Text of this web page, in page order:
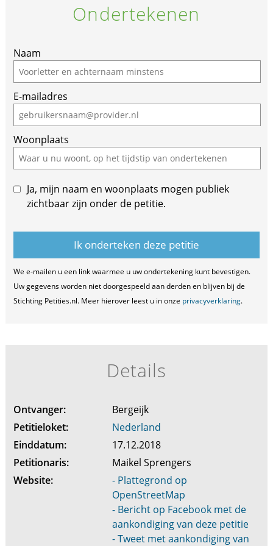
Ondertekenen
Naam
E-mailadres
Woonplaats
Ja, mijn naam en woonplaats mogen publiek
zichtbaar zijn onder de petitie.
We e-mailen u een link waarmee u uw ondertekening kunt bevestigen.
Uw gegevens worden niet doorgespeeld aan derden en blijven bij de
Stichting Petities.nl. Meer hierover leest u in onze privacyverklaring.
Details
Ontvanger:
Bergeijk
Petitieloket:
Nederland
Einddatum:
17.12.2018
Petitionaris:
Maikel Sprengers
Website:
- Plattegrond op
OpenStreetMap
- Bericht op Facebook met de
aankondiging van deze petitie
- Tweet met aankondiging van